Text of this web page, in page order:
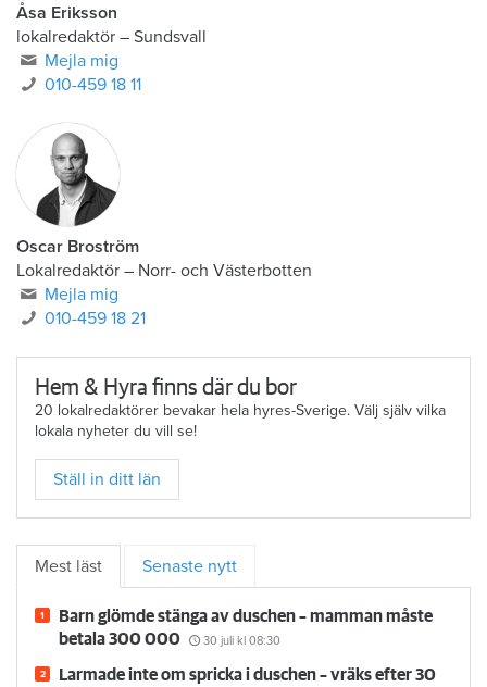
Åsa Eriksson
lokalredaktör – Sundsvall
Mejla mig
010-459 18 11
Oscar Broström
Lokalredaktör – Norr- och Västerbotten
Mejla mig
010-459 18 21
Hem & Hyra finns där du bor
20 lokalredaktörer bevakar hela hyres-Sverige. Välj själv vilka
lokala nyheter du vill se!
Ställ in ditt län
Mest läst Senaste nytt
Barn glömde stänga av duschen – mamman måste
betala 300 000
30 juli kl 08:30
Larmade inte om spricka i duschen – vräks efter 30